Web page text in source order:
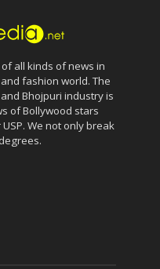
all kinds of news in
fashion world. The
Bhojpuri industry is
of Bollywood stars
We not only break